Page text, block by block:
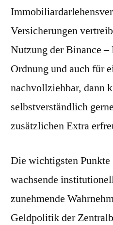
Versicherungen
Nutzung der Binance
Ordnung und auch für
nachvollziehbar, dann
selbstverständlich
zusätzlichen Extra
Die wichtigsten
wachsende
zunehmende
Geldpolitik der